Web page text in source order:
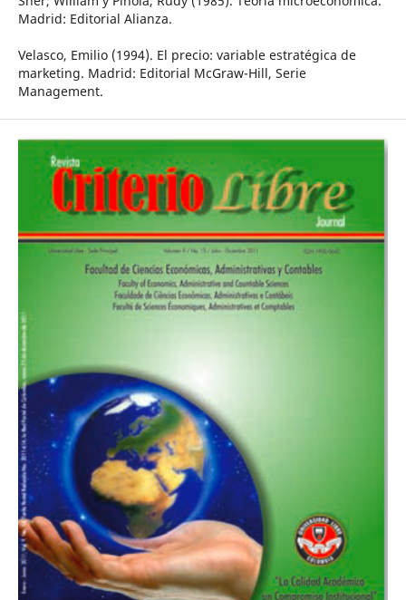
Madrid: Editorial Alianza.
Velasco, Emilio (1994). El precio: variable estratégica de
marketing. Madrid: Editorial McGraw-Hill, Serie
Management.